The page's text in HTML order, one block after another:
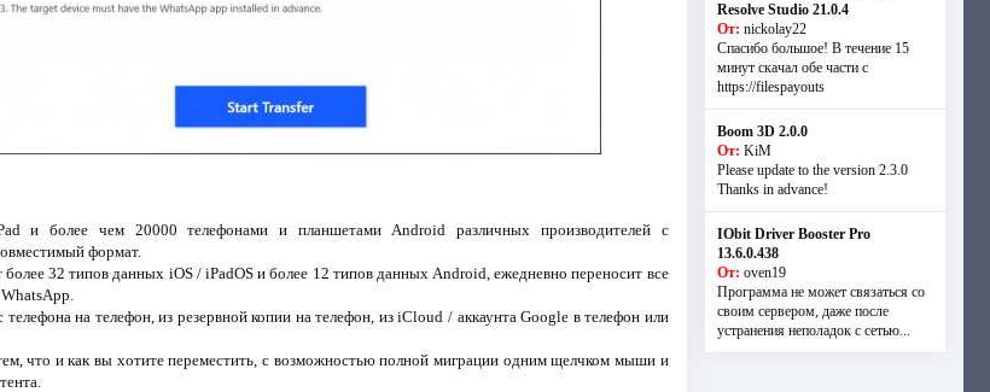
и более чем 20000 телефонами и планшетами Android различных производителей с
формат.
32 типов данных iOS / iPadOS и более 12 типов данных Android, ежедневно переносит все
на телефон, из резервной копии на телефон, из iCloud / аккаунта Google в телефон или
что и как вы хотите переместить, с возможностью полной миграции одним щелчком мыши и
Resolve Studio 21.0.4
От: nickolay22
Спасибо большое! В течение 15
минут скачал обе части с
https://filespayouts
Boom 3D 2.0.0
От: KiM
Please update to the version 2.3.0
Thanks in advance!
IObit Driver Booster Pro
13.6.0.438
От: oven19
Программа не может связаться со
своим сервером, даже после
устранения неполадок с сетью...